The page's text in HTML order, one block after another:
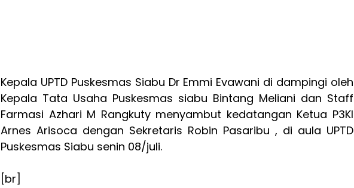
Kepala UPTD Puskesmas Siabu Dr Emmi Evawani di dampingi oleh
Kepala Tata Usaha Puskesmas siabu Bintang Meliani dan Staff
Farmasi Azhari M Rangkuty menyambut kedatangan Ketua P3KI
Arnes Arisoca dengan Sekretaris Robin Pasaribu , di aula UPTD
Puskesmas Siabu senin 08/juli.
[br]